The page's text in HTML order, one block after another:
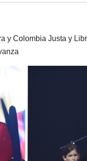
y Colombia Justa y